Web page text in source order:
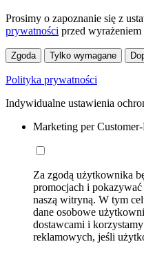
Prosimy o zapoznanie się z
prywatności przed wyrażeniem
Zgoda Tylko wymagane
Polityka prywatności
Indywidualne ustawienia
Marketing per
Za zgodą użytkownika
promocjach i
naszą witryną. W tym
dane osobowe
dostawcami i
reklamowych, jeśli